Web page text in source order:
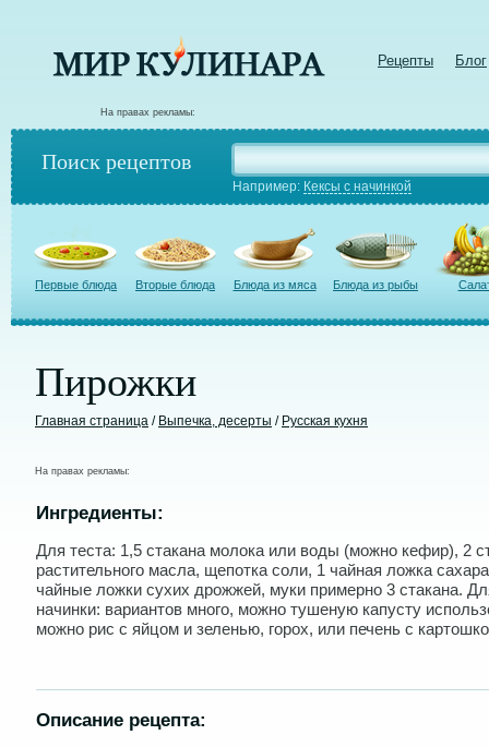
Рецепты Блог
На правах рекламы:
Поиск рецептов
Например: Кексы с начинкой
Первые блюда Вторые блюда Блюда из мяса Блюда из рыбы
Пирожки
Главная страница / Выпечка, десерты / Русская кухня
На правах рекламы:
Ингредиенты:
Для теста: 1,5 стакана молока или воды (можно кефир), 2
растительного масла, щепотка соли, 1 чайная ложка
чайные ложки сухих дрожжей, муки примерно 3 стакана.
начинки: вариантов много, можно тушеную капусту
можно рис с яйцом и зеленью, горох, или печень с
Описание рецепта: